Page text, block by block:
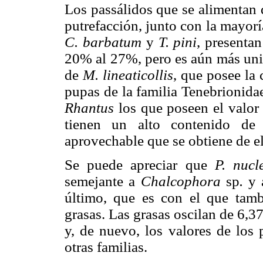
Los passálidos que se
putrefacción, junto con la
C. barbatum y T. pini,
20% al 27%, pero es aún más
de M. lineaticollis, que posee la
pupas de la familia
Rhantus los que poseen el valor
tienen un alto contenido
aprovechable que se obtiene de
Se puede apreciar que P.
semejante a Chalcophora sp. y
último, que es con el que
grasas. Las grasas oscilan de
y, de nuevo, los valores de los
otras familias.